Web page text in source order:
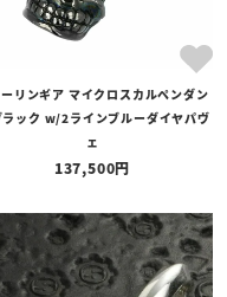
リンギア マイクロスカルペンダン
ラック w/2ラインブルーダイヤパヴ
ェ
137,500